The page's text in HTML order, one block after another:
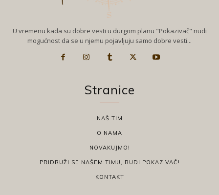
U vremenu kada su dobre vesti u durgom planu "Pokazivač" nudi
mogućnost da se u njemu pojavljuju samo dobre vesti...
Stranice
NAŠ TIM
O NAMA
NOVAKUJMO!
PRIDRUŽI SE NAŠEM TIMU, BUDI POKAZIVAČ!
KONTAKT